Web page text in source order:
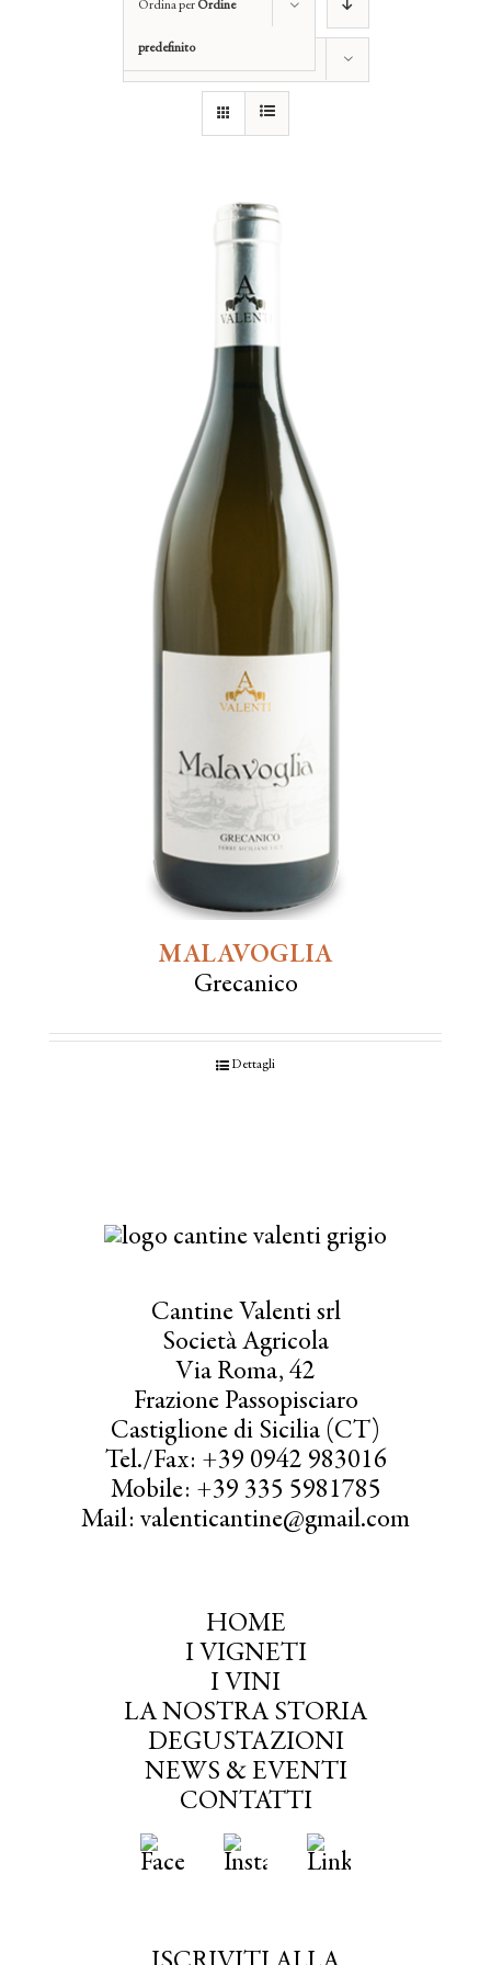
Ordina per Ordine
predefinito
Mostra
MALAVOGLIA
Grecanico
Dettagli
Cantine Valenti srl
Società Agricola
Via Roma, 42
Frazione Passopisciaro
Castiglione di Sicilia (CT)
Tel./Fax: +39 0942 983016
Mobile: +39 335 5981785
Mail: valenticantine@gmail.com
HOME
I VIGNETI
I VINI
LA NOSTRA STORIA
DEGUSTAZIONI
NEWS & EVENTI
CONTATTI